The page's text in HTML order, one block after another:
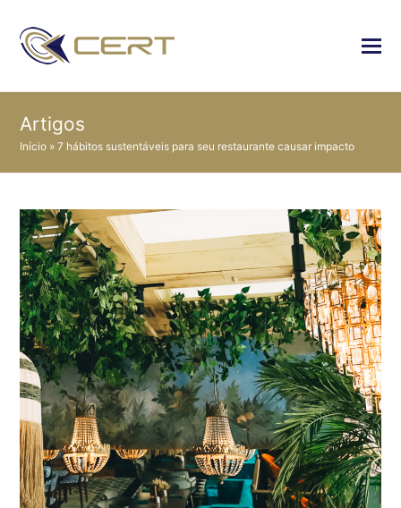
Artigos
Início »7 hábitos sustentáveis para seu restaurante causar impacto